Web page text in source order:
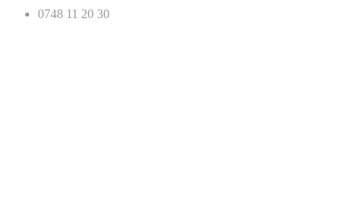
0748 11 20 30